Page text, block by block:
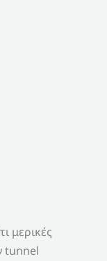
μερικές
tunnel